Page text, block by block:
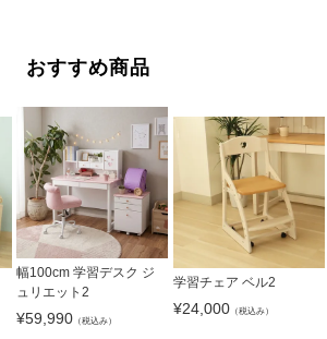
おすすめ商品
幅100cm 学習デスク ジ
ュリエット2
¥59,990 （税込み）
学習チェア ベル2
¥24,000（税込み）